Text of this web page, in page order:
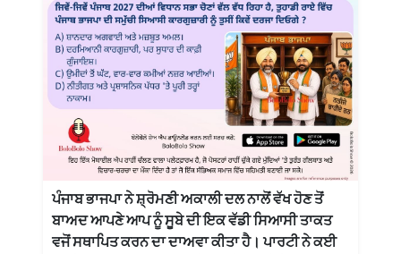
ਪੰਜਾਬ ਭਾਜਪਾ ਨੇ ਸ਼੍ਰੋਮਣੀ ਅਕਾਲੀ ਦਲ ਨਾਲੋਂ ਵੱਖ ਹੋਣ ਤੋਂ
ਬਾਅਦ ਆਪਣੇ ਆਪ ਨੂੰ ਸੂਬੇ ਦੀ ਇਕ ਵੱਡੀ ਸਿਆਸੀ ਤਾਕਤ
ਵਜੋਂ ਸਥਾਪਿਤ ਕਰਨ ਦਾ ਦਾਅਵਾ ਕੀਤਾ ਹੈ। ਪਾਰਟੀ ਨੇ ਕਈ